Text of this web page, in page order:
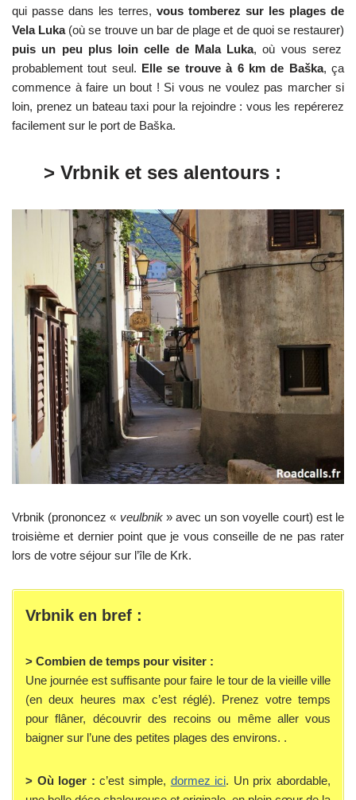
qui passe dans les terres, vous tomberez sur les plages de
Vela Luka(où se trouve un bar de plage et de quoi se restaurer)
puis un peu plus loin celle de Mala Luka, où vous serez
probablement tout seul. Elle se trouve à 6 km de Baška, ça
commence à faire un bout ! Si vous ne voulez pas marcher si
loin, prenez un bateau taxi pour la rejoindre : vous les repérerez
facilement sur le port de Baška.
> Vrbnik et ses alentours :
Vrbnik (prononcez « veulbnik» avec un son voyelle court) est le
troisième et dernier point que je vous conseille de ne pas rater
lors de votre séjour sur l’île de Krk.
Vrbnik en bref :
> Combien de temps pour visiter :
Une journée est suffisante pour faire le tour de la vieille ville
(en deux heures max c’est réglé). Prenez votre temps
pour flâner, découvrir des recoins ou même aller vous
baigner sur l’une des petites plages des environs. .
> Où loger : c’est simple, dormez ici. Un prix abordable,